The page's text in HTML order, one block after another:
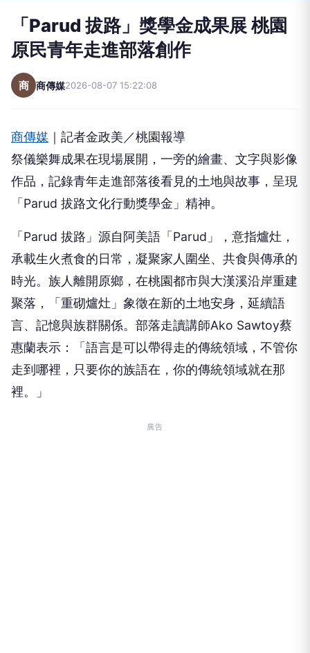
「Parud 拔路」獎學金成果展 桃園
原民青年走進部落創作
商 商傳媒2026-08-07 15:22:08
商傳媒 ｜記者金政美／桃園報導
祭儀樂舞成果在現場展開，一旁的繪畫、文字與影像
作品，記錄青年走進部落後看見的土地與故事，呈現
「Parud 拔路文化行動獎學金」精神。
「Parud 拔路」源自阿美語「Parud」，意指爐灶，
承載生火煮食的日常，凝聚家人圍坐、共食與傳承的
時光。族人離開原鄉，在桃園都市與大漢溪沿岸重建
聚落，「重砌爐灶」象徵在新的土地安身，延續語
言、記憶與族群關係。部落走讀講師Ako Sawtoy蔡
惠蘭表示：「語言是可以帶得走的傳統領域，不管你
走到哪裡，只要你的族語在，你的傳統領域就在那
裡。」
廣告